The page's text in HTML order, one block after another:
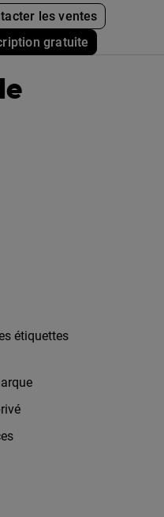
les ventes
gratuite
étiquettes